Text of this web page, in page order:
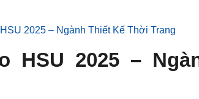
To HSU 2025 – Ngành Thiết Kế Thời
HSU 2025 –